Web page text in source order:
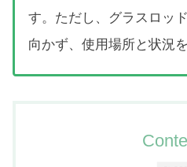
す。ただし、グラスロッ
向かず、使用場所と状況